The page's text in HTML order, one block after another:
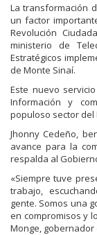
La transformación
un factor
Revolución
ministerio de
Estratégicos
de Monte Sinaí.
Este nuevo
Información y
populoso sector
Jhonny Cedeño,
avance para la
respalda al
«Siempre tuve
trabajo,
gente. Somos una
en compromisos y
Monge, gobernador